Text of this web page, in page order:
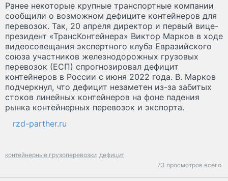
Ранее некоторые крупные транспортные компании
сообщили о возможном дефиците контейнеров для
перевозок. Так, 20 апреля директор и первый вице-
президент «ТрансКонтейнера» Виктор Марков в ходе
видеосовещания экспертного клуба Евразийского
союза участников железнодорожных грузовых
перевозок (ЕСП) спрогнозировал дефицит
контейнеров в России с июня 2022 года. В. Марков
подчеркнул, что дефицит незаметен из-за забитых
стоков линейных контейнеров на фоне падения
рынка контейнерных перевозок и экспорта.
rzd-parther.ru
контейнерные грузоперевозки дефицит
73 просмотров всего.